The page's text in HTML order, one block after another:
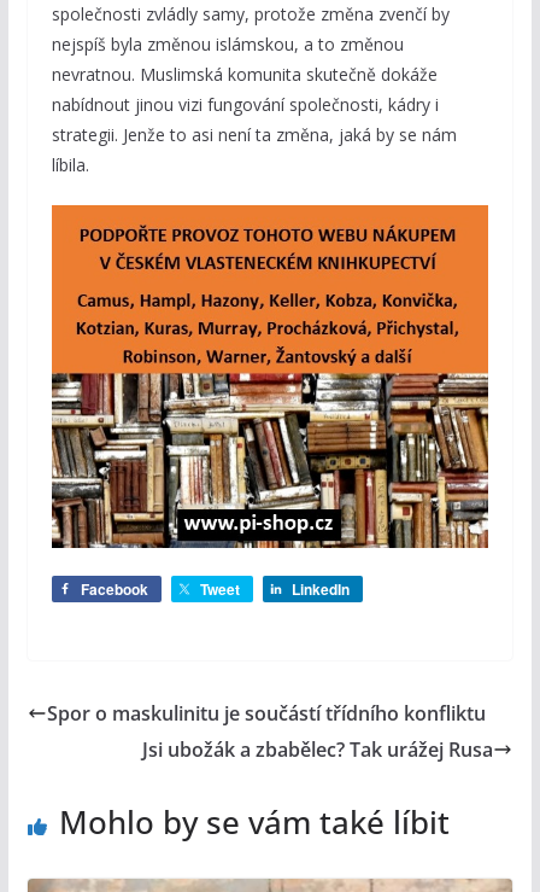
společnosti zvládly samy, protože změna zvenčí by
nejspíš byla změnou islámskou, a to změnou
nevratnou. Muslimská komunita skutečně dokáže
nabídnout jinou vizi fungování společnosti, kádry i
strategii. Jenže to asi není ta změna, jaká by se nám
líbila.
Facebook Tweet LinkedIn
Spor o maskulinitu je součástí třídního konfliktu
Jsi ubožák a zbabělec? Tak urážej Rusa
Mohlo by se vám také líbit